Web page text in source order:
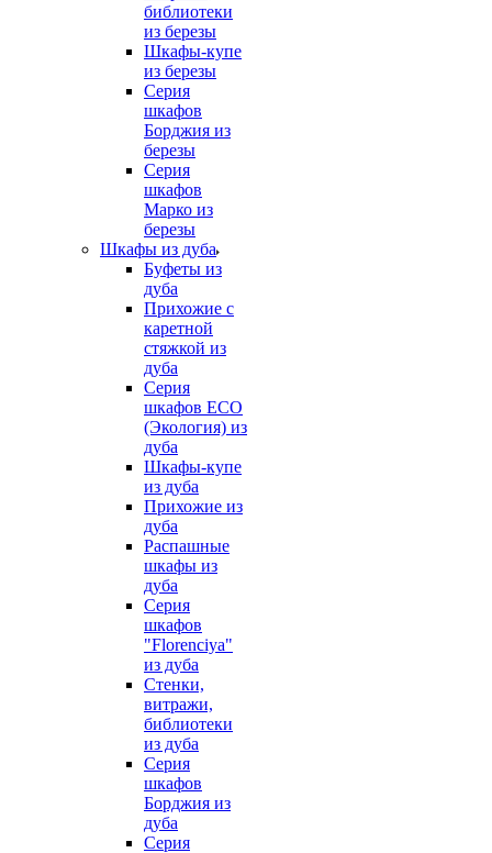
библиотеки
из березы
Шкафы-купе
из березы
Серия
шкафов
Борджия из
березы
Серия
шкафов
Марко из
березы
Шкафы из дуба
Буфеты из
дуба
Прихожие с
каретной
стяжкой из
дуба
Серия
шкафов ECO
(Экология) из
дуба
Шкафы-купе
из дуба
Прихожие из
дуба
Распашные
шкафы из
дуба
Серия
шкафов
"Florenciya"
из дуба
Стенки,
витражи,
библиотеки
из дуба
Серия
шкафов
Борджия из
дуба
Серия